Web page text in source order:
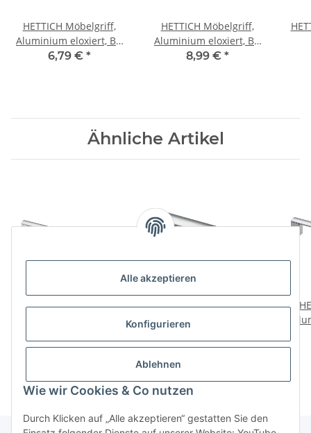
Alle akzeptieren
Konfigurieren
Ablehnen
Wie wir Cookies & Co nutzen
Durch Klicken auf „Alle akzeptieren“ gestatten Sie den
HETTICH Möbelgriff,
Aluminium eloxiert, BA
224 mm
6,79 € *
HETTICH Möbelgriff,
Aluminium eloxiert, BA
532 mm
8,99 € *
Ähnliche Artikel
HETTICH Möbelgriff,
HETTICH Möbelgriff,
Aluminium eloxiert, BA